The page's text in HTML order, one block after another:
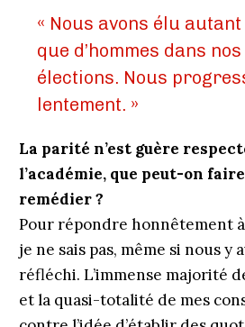
« Nous avons élu
que d’hommes dans
élections. Nous
lentement. »
La parité n’est guère
l’académie, que peut-on
remédier ?
Pour répondre honnêtement
je ne sais pas, même si nous y
réfléchi. L’immense majorité
et la quasi-totalité de mes